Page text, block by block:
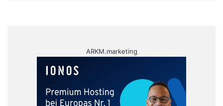
ARKM.marketing